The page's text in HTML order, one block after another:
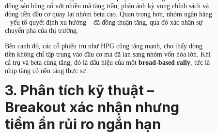
động sản bùng nổ với nhiều mã tăng trần, phản ánh kỳ vọng chính sách và
dòng tiền đầu cơ quay lại nhóm beta cao. Quan trọng hơn, nhóm ngân hàng
– yếu tố quyết định xu hướng – đã đồng thuận tăng, qua đó xác nhận sự
chuyển pha của thị trường.
Bên cạnh đó, các cổ phiếu trụ như HPG cũng tăng mạnh, cho thấy dòng
tiền không chỉ tập trung vào đầu cơ mà đã lan sang nhóm vốn hóa lớn. Khi
cả trụ và beta cùng tăng, đó là dấu hiệu của một broad-based rally , tức là
nhịp tăng có nền tảng thực sự.
3. Phân tích kỹ thuật –
Breakout xác nhận nhưng
tiềm ẩn rủi ro ngắn hạn